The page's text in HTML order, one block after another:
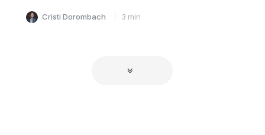
Cristi Dorombach 3 min